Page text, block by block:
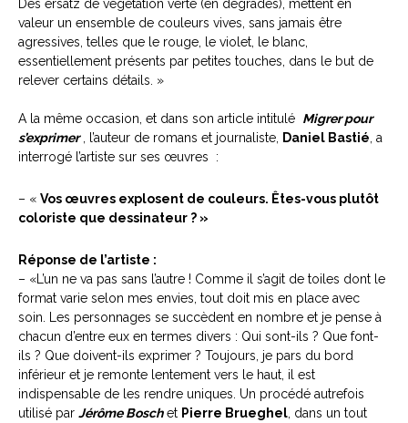
Des ersatz de végétation verte (en dégradés), mettent en
valeur un ensemble de couleurs vives, sans jamais être
agressives, telles que le rouge, le violet, le blanc,
essentiellement présents par petites touches, dans le but de
relever certains détails. »
A la même occasion, et dans son article intitulé Migrer pour
s’exprimer, l’auteur de romans et journaliste, Daniel Bastié , a
interrogé l’artiste sur ses œuvres :
– « Vos œuvres explosent de couleurs. Êtes-vous plutôt
coloriste que dessinateur ? »
Réponse de l’artiste :
– «L’un ne va pas sans l’autre ! Comme il s’agit de toiles dont le
format varie selon mes envies, tout doit mis en place avec
soin. Les personnages se succèdent en nombre et je pense à
chacun d’entre eux en termes divers : Qui sont-ils ? Que font-
ils ? Que doivent-ils exprimer ? Toujours, je pars du bord
inférieur et je remonte lentement vers le haut, il est
indispensable de les rendre uniques. Un procédé autrefois
utilisé par Jérôme Boschet Pierre Brueghel , dans un tout